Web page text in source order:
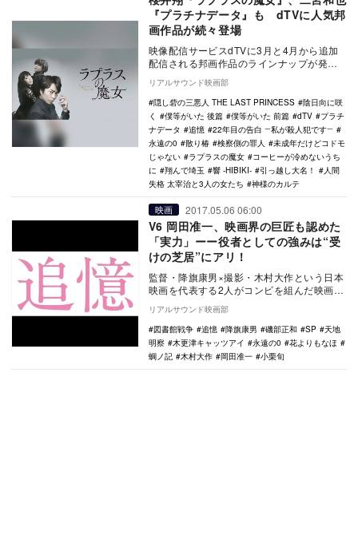
『プラチナデータ』も dTVに人気邦
画作品が続々登場
映像配信サービスdTVに3月と4月から追加
配信される邦画作品のラインナップが発表
された。 3月から新たに追加される主なラ
イン…
リアルサウンド映画部
隠し砦の三悪人 THE LAST PRINCESS
陰日向に咲
く
僕等がいた 後篇 僕等がいた 前篇 dTV
プラチ
ナデータ
追憶
22年目の告白 ―私が殺人犯です―
永遠の0
散り椿 検察側の罪人
未成年だけどコドモ
じゃない
ラプラスの魔女
コーヒーが冷めないうち
に
翔んで埼玉 響 -HIBIKI- 引っ越し大名！
人間
失格 太宰治と3人の女たち
神様のカルテ
映画 2017.05.06 06:00
V6 岡田准一、映画界の巨匠も認めた
「実力」ーー役者としての強みは“受
けの芝居”にアリ！
監督・降旗康男×撮影・木村大作という日本
映画を代表する2人がコンビを組んだ映画
『追憶』。本作で主演の刑事・四方篤を演
じるのが岡田…
リアルサウンド映画部
図書館戦争
追憶 降旗康男 磯部正和 SP
天地
明察
木更津キャッツアイ 永遠の0
花よりもなほ
蜩ノ記
木村大作 岡田准一 小栗旬